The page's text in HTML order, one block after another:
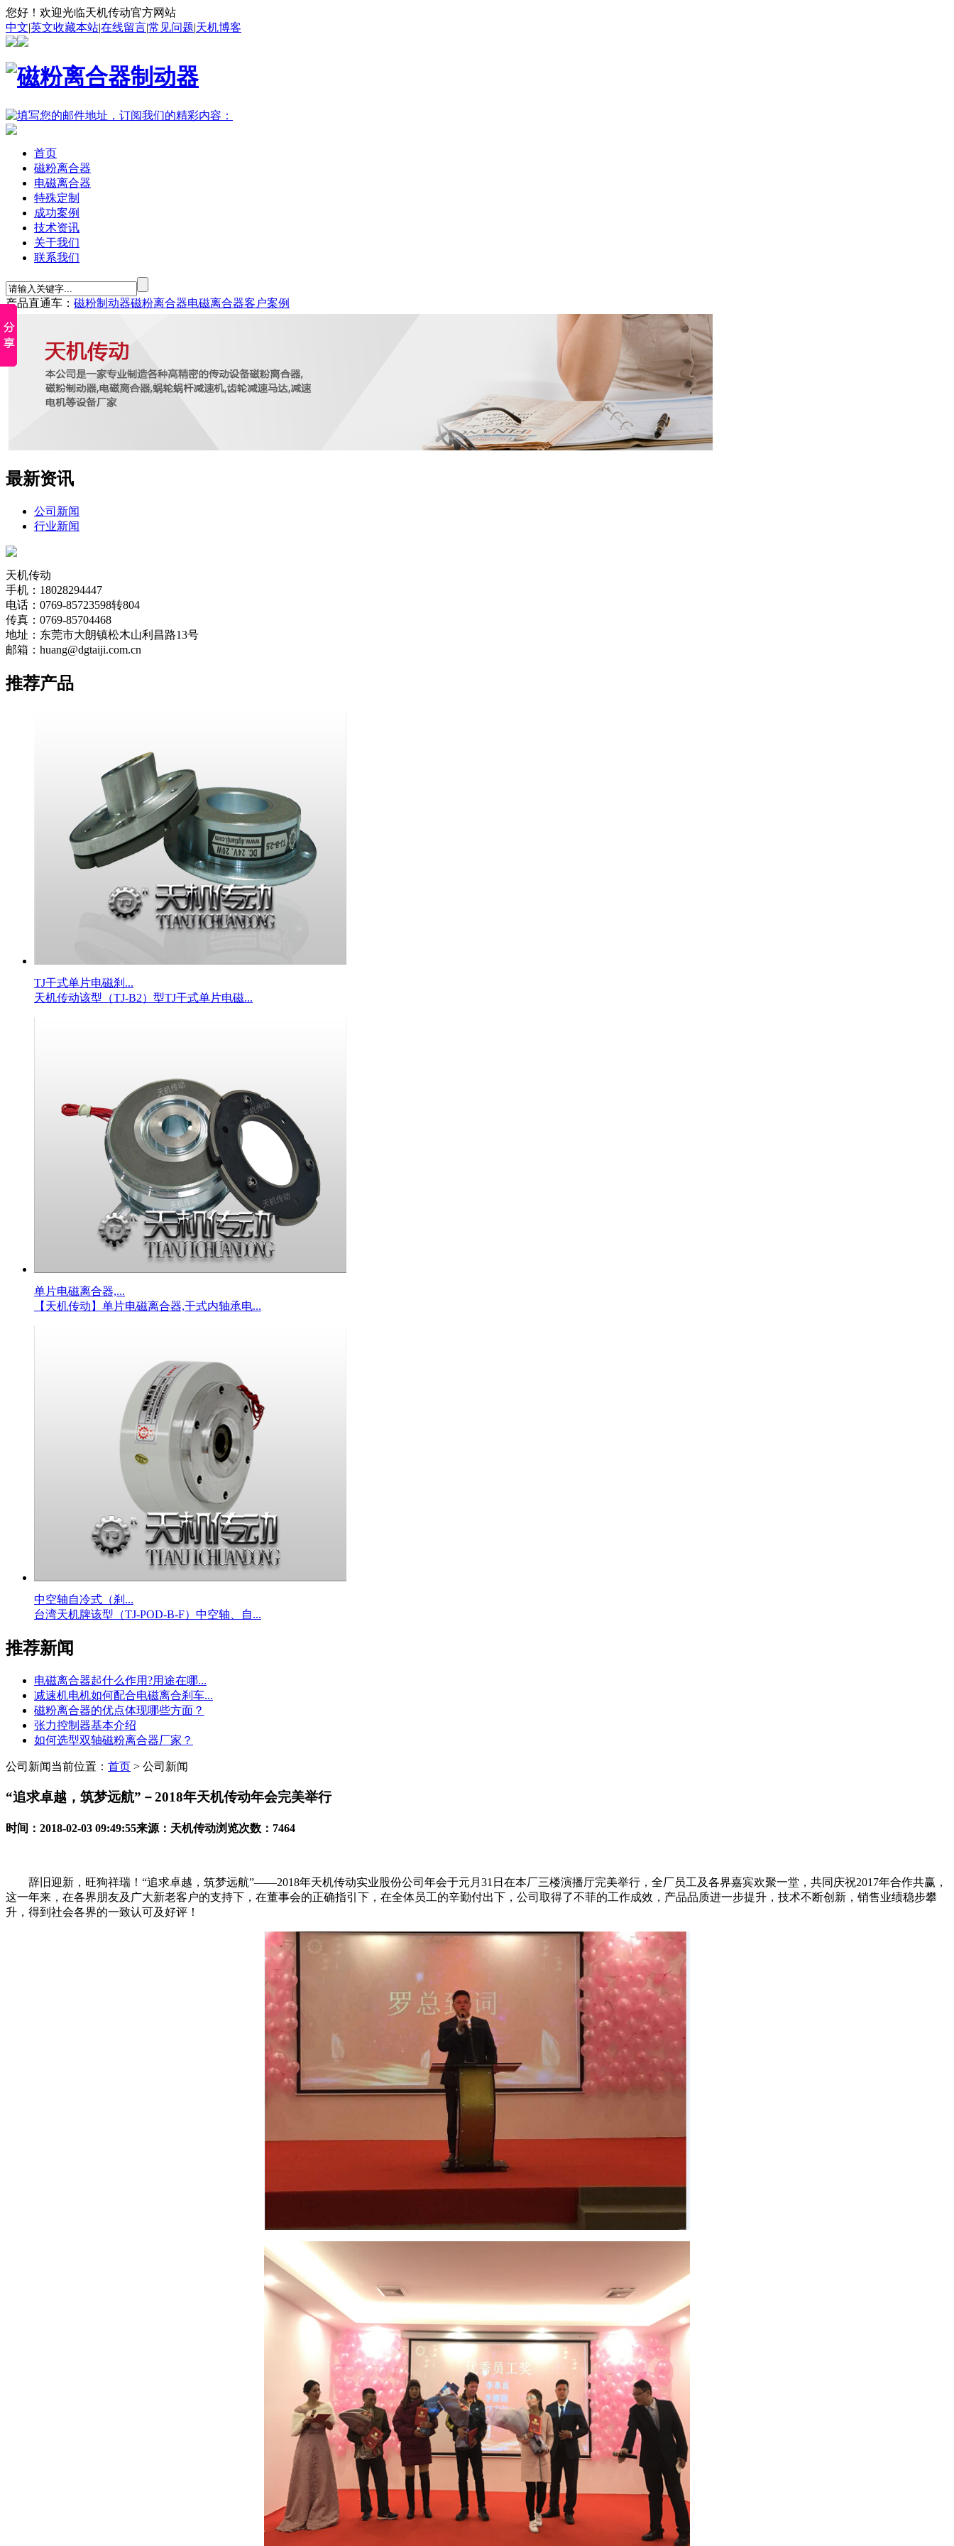
您好！欢迎光临天机传动官方网站
中文|英文收藏本站|在线留言|常见问题|天机博客
首页
磁粉离合器
电磁离合器
特殊定制
成功案例
技术资讯
关于我们
联系我们
产品直通车： 磁粉制动器磁粉离合器电磁离合器客户案例
最新资讯
公司新闻
行业新闻
天机传动
手机：18028294447
电话：0769-85723598转804
传真：0769-85704468
地址：东莞市大朗镇松木山利昌路13号
邮箱：huang@dgtaiji.com.cn
推荐产品
TJ干式单片电磁刹...
天机传动该型（TJ-B2）型TJ干式单片电磁...
单片电磁离合器,...
【天机传动】单片电磁离合器,干式内轴承电...
中空轴自冷式（刹...
台湾天机牌该型（TJ-POD-B-F）中空轴、自...
推荐新闻
电磁离合器起什么作用?用途在哪...
减速机电机如何配合电磁离合刹车...
磁粉离合器的优点体现哪些方面？
张力控制器基本介绍
如何选型双轴磁粉离合器厂家？
公司新闻当前位置： 首页 > 公司新闻
“追求卓越，筑梦远航”－2018年天机传动年会完美举行
时间：2018-02-03 09:49:55来源：天机传动浏览次数：7464
辞旧迎新，旺狗祥瑞！“追求卓越，筑梦远航”——2018年天机传动实业股份公司年会于元月31日在本厂三楼演播厅完美举行，全厂员工及各界嘉宾欢聚一堂，共同庆祝2017年合作共赢，
这一年来，在各界朋友及广大新老客户的支持下，在董事会的正确指引下，在全体员工的辛勤付出下，公司取得了不菲的工作成效，产品品质进一步提升，技术不断创新，销售业绩稳步攀
升，得到社会各界的一致认可及好评！